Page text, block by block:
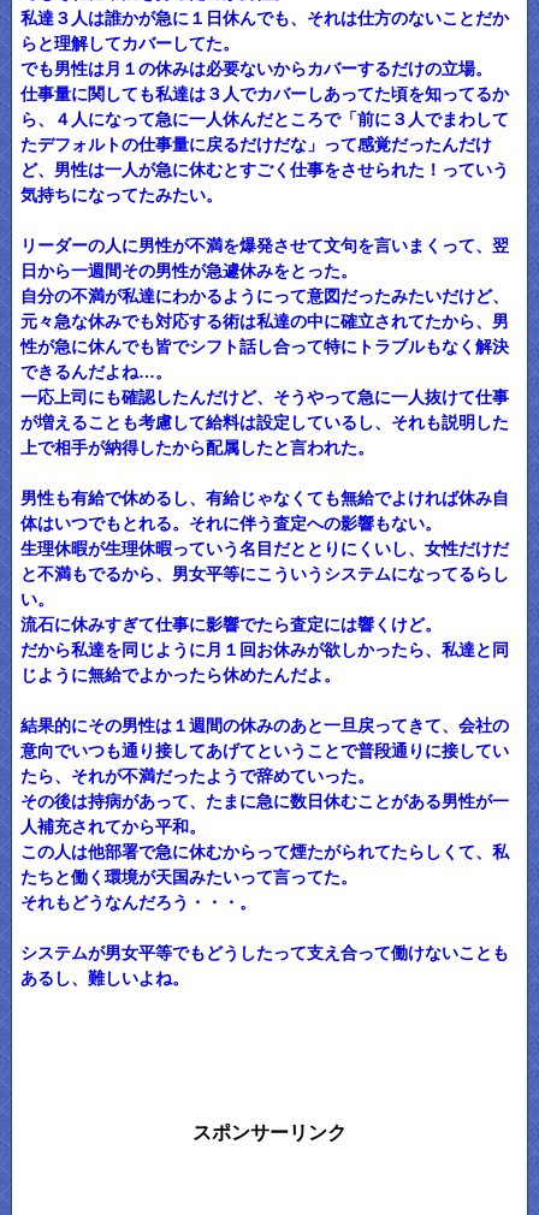
私達３人は誰かが急に１日休んでも、それは仕方のないことだか
らと理解してカバーしてた。
でも男性は月１の休みは必要ないからカバーするだけの立場。
仕事量に関しても私達は３人でカバーしあってた頃を知ってるか
ら、４人になって急に一人休んだところで「前に３人でまわして
たデフォルトの仕事量に戻るだけだな」って感覚だったんだけ
ど、男性は一人が急に休むとすごく仕事をさせられた！っていう
気持ちになってたみたい。
リーダーの人に男性が不満を爆発させて文句を言いまくって、翌
日から一週間その男性が急遽休みをとった。
自分の不満が私達にわかるようにって意図だったみたいだけど、
元々急な休みでも対応する術は私達の中に確立されてたから、男
性が急に休んでも皆でシフト話し合って特にトラブルもなく解決
できるんだよね…。
一応上司にも確認したんだけど、そうやって急に一人抜けて仕事
が増えることも考慮して給料は設定しているし、それも説明した
上で相手が納得したから配属したと言われた。
男性も有給で休めるし、有給じゃなくても無給でよければ休み自
体はいつでもとれる。それに伴う査定への影響もない。
生理休暇が生理休暇っていう名目だととりにくいし、女性だけだ
と不満もでるから、男女平等にこういうシステムになってるらし
い。
流石に休みすぎて仕事に影響でたら査定には響くけど。
だから私達を同じように月１回お休みが欲しかったら、私達と同
じように無給でよかったら休めたんだよ。
結果的にその男性は１週間の休みのあと一旦戻ってきて、会社の
意向でいつも通り接してあげてということで普段通りに接してい
たら、それが不満だったようで辞めていった。
その後は持病があって、たまに急に数日休むことがある男性が一
人補充されてから平和。
この人は他部署で急に休むからって煙たがられてたらしくて、私
たちと働く環境が天国みたいって言ってた。
それもどうなんだろう・・・。
システムが男女平等でもどうしたって支え合って働けないことも
あるし、難しいよね。
スポンサーリンク